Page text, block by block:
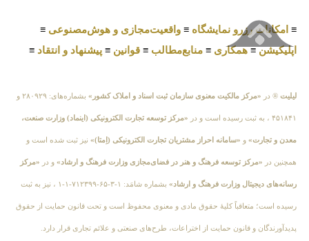
≡ امکانات رزرو نمایشگاه ≡ واقعیت‌مجازی و هوش‌مصنوعی ≡
اپلیکیشن≡همکاری ≡ منابع‌مطالب ≡ قوانین ≡ پیشنهاد و انتقاد ≡
لیلیت ® در «مرکز مالکیت معنوی سازمان ثبت اسناد و املاک کشور» بشماره‌های: ۲۸۰۹۲۹ و
۴۵۱۸۴۱ ، به ثبت رسیده است و در «مرکز توسعه تجارت الکترونیکی (اینماد) وزارت صنعت،
معدن و تجارت» و «سامانه احراز مشتریان تجارت الکترونیکی (اِمتا)» نیز ثبت شده است و
همچنین در «مرکز توسعه فرهنگ و هنر در فضای‌مجازی وزارت فرهنگ و ارشاد» و در «مرکز
رسانه‌های دیجیتال وزارت فرهنگ و ارشاد» بشماره شامَد: ۱-۳-۶۵-۷۱۲۳۹۹-۱-۱ ، نیز به ثبت
رسیده است؛ متعاقباً کلیهٔ حقوق مادی و معنوی محفوظ است و تحت قانون حمایت از حقوق
پدیدآورندگان و قانون حمایت از اختراعات، طرح‌های صنعتی و علائم تجاری قرار دارد.